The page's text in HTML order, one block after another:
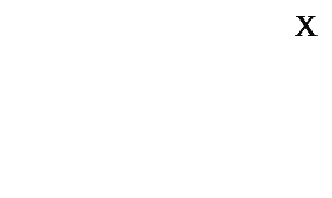
Х
Х
Х
X
X